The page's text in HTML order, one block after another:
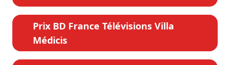
Prix BD France Télévisions Villa
Médicis